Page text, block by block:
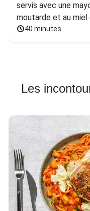
servis avec une
moutarde et au
40 minutes
Les